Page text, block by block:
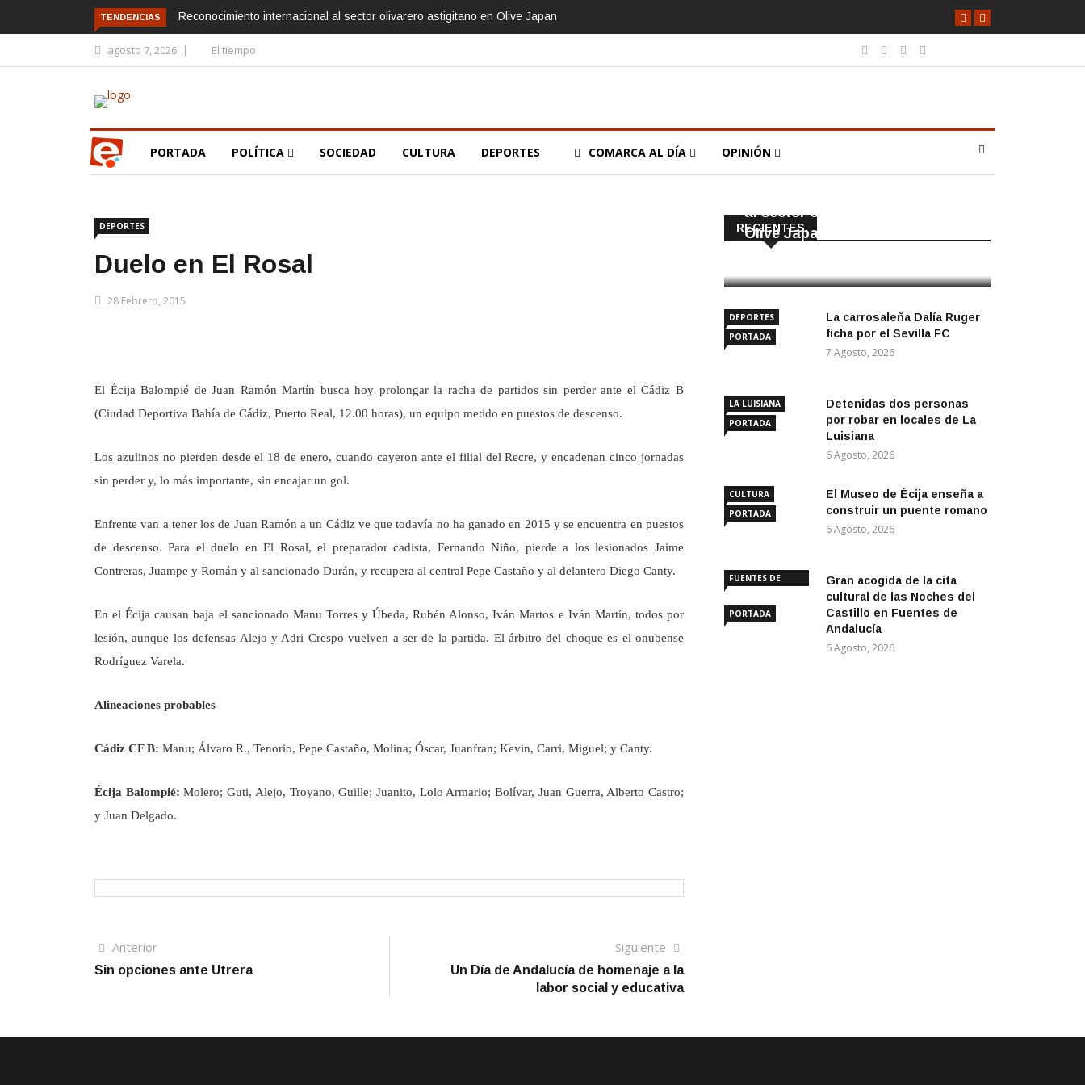
TENDENCIAS Reconocimiento internacional al sector olivarero astigitano en Olive Japan
agosto 7, 2026 El tiempo
PORTADA POLÍTICA SOCIEDAD CULTURA DEPORTES COMARCA AL DÍA OPINIÓN
DEPORTES
Duelo en El Rosal
28 Febrero, 2015
El Écija Balompié de Juan Ramón Martín busca hoy prolongar la racha de partidos sin perder ante el Cádiz B
(Ciudad Deportiva Bahía de Cádiz, Puerto Real, 12.00 horas), un equipo metido en puestos de descenso.
Los azulinos no pierden desde el 18 de enero, cuando cayeron ante el filial del Recre, y encadenan cinco jornadas
sin perder y, lo más importante, sin encajar un gol.
Enfrente van a tener los de Juan Ramón a un Cádiz ve que todavía no ha ganado en 2015 y se encuentra en puestos
de descenso. Para el duelo en El Rosal, el preparador cadista, Fernando Niño, pierde a los lesionados Jaime
Contreras, Juampe y Román y al sancionado Durán, y recupera al central Pepe Castaño y al delantero Diego Canty.
En el Écija causan baja el sancionado Manu Torres y Úbeda, Rubén Alonso, Iván Martos e Iván Martín, todos por
lesión, aunque los defensas Alejo y Adri Crespo vuelven a ser de la partida. El árbitro del choque es el onubense
Rodríguez Varela.
Alineaciones probables
Cádiz CF B: Manu; Álvaro R., Tenorio, Pepe Castaño, Molina; Óscar, Juanfran; Kevin, Carri, Miguel; y Canty.
Écija Balompié: Molero; Guti, Alejo, Troyano, Guille; Juanito, Lolo Armario; Bolívar, Juan Guerra, Alberto Castro;
y Juan Delgado.
Navegación
de
AnteriorArtículo
anterior
Sin opciones ante Utrera
Siguiente
artículo
Un Día de Andalucía de homenaje a la
labor social y educativa
RECIENTES
PORTADA
al sector olivarero astigitano en
Olive Japan
DEPORTES
PORTADA
La carrosaleña Dalía Ruger
ficha por el Sevilla FC
7 Agosto, 2026
LA LUISIANA
PORTADA
Detenidas dos personas
por robar en locales de La
Luisiana
6 Agosto, 2026
CULTURA
PORTADA
El Museo de Écija enseña a
construir un puente romano
6 Agosto, 2026
FUENTES DE
PORTADA
Gran acogida de la cita
cultural de las Noches del
Castillo en Fuentes de
Andalucía
6 Agosto, 2026